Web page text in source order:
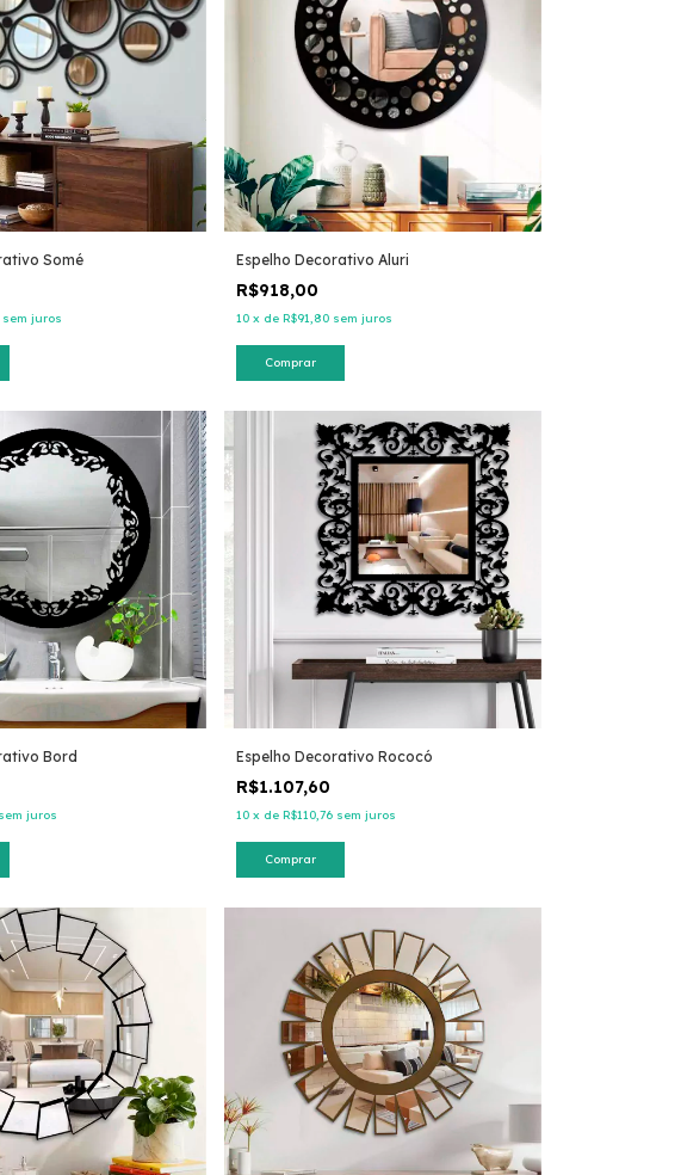
Somé
sem juros
Espelho Decorativo Aluri
R$918,00
10 x de R$91,80 sem juros
Comprar
Bord
sem juros
Espelho Decorativo Rococó
R$1.107,60
10 x de R$110,76 sem juros
Comprar